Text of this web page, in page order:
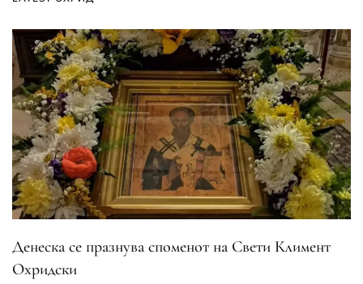
Денеска се празнува споменот на Свети Климент
Охридски